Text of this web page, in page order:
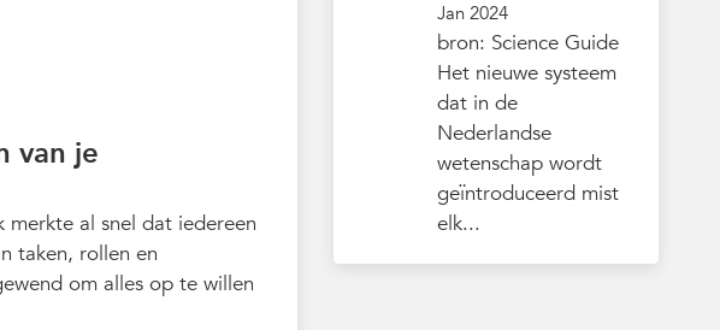
van je
merkte al snel dat iedereen
taken, rollen en
om alles op te willen
Jan 2024
bron: Science Guide
Het nieuwe systeem
dat in de
Nederlandse
wetenschap wordt
geïntroduceerd mist
elk...